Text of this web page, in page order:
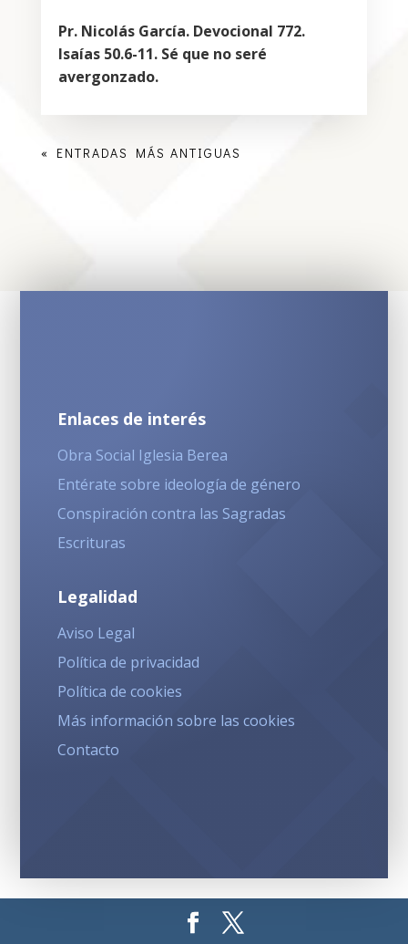
Pr. Nicolás García. Devocional 772.
Isaías 50.6-11. Sé que no seré
avergonzado.
« ENTRADAS MÁS ANTIGUAS
Enlaces de interés
Obra Social Iglesia Berea
Entérate sobre ideología de género
Conspiración contra las Sagradas
Escrituras
Legalidad
Aviso Legal
Política de privacidad
Política de cookies
Más información sobre las cookies
Contacto